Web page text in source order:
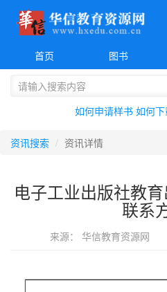
首页
图书
如何申请样书 如何
资讯搜索 资讯详情
电子工业出版社教
联系
来源： 华信教育资源网